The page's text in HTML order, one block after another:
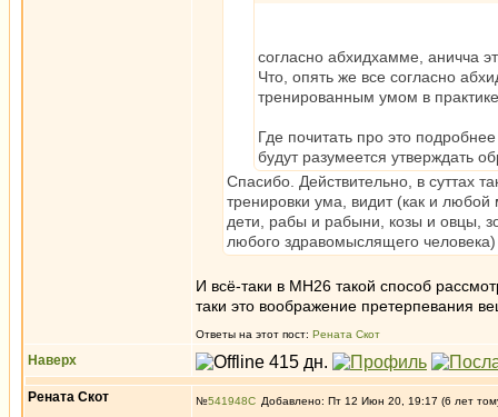
согласно абхидхамме, аничча
Что, опять же все согласно
тренированным умом в
Где почитать про это
будут разумеется утверждать
Спасибо. Действительно, в суттах
тренировки ума, видит (как и
дети, рабы и рабыни, козы и овцы,
любого здравомыслящего
И всё-таки в МН26 такой способ
таки это воображение претерпевания
Ответы на этот пост: Рената Скот
Наверх
Рената Скот №541948 Добавлено: Пт 12 Июн 20, 19:17 (6 лет